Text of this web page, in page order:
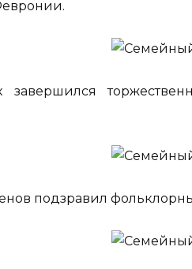
завершился
подзравил